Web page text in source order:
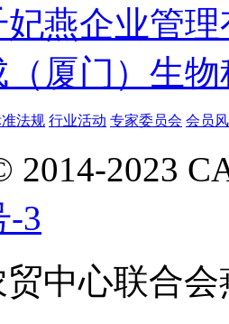
妃燕企业管
（厦门）生
法规 行业活动 专家委员会 会员
2014-2023
-3
中心联合